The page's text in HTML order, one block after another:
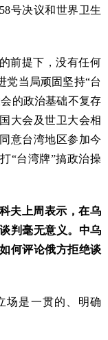
号决议和世界卫生
前提下，没有任何
党当局顽固坚持“台
的政治基础不复存
大会及世卫大会相
意台湾地区参加今
“台湾牌”搞政治操
夫上周表示，在乌
判毫无意义。中乌
何评论俄方拒绝谈
场是一贯的、明确